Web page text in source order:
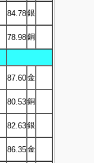
84.78銀
78.98銅
87.60金
80.53銅
82.63銀
86.35金